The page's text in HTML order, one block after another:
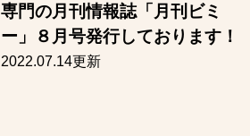
専門の月刊情報誌「月刊ビミ
ー」８月号発行しております！
2022.07.14更新